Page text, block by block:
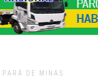
PARÁ DE MINAS